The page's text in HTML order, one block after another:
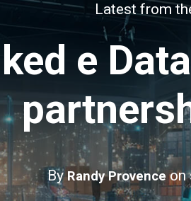
Latest from
e
ByRandy Provenceon